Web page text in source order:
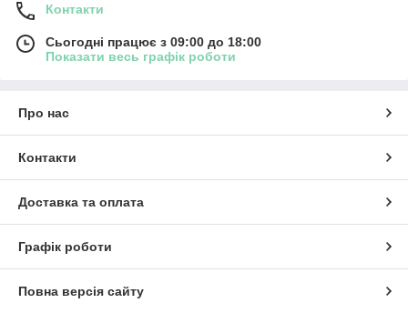
Контакти
Сьогодні працює з 09:00 до 18:00
Показати весь графік роботи
Про нас
Контакти
Доставка та оплата
Графік роботи
Повна версія сайту